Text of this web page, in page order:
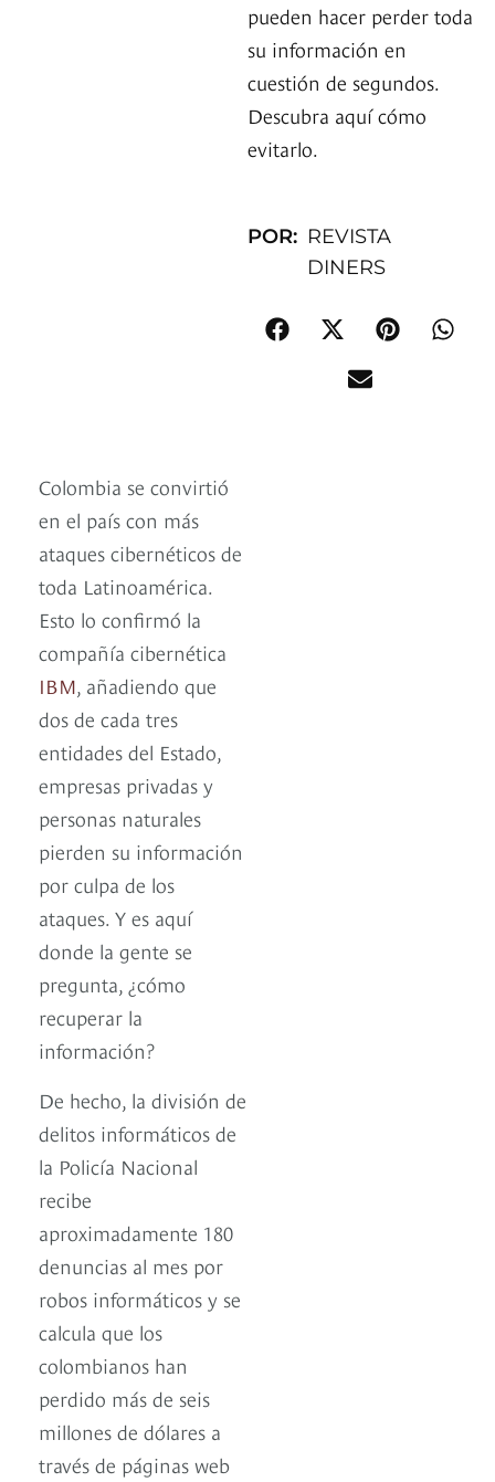
pueden hacer perder toda
su información en
cuestión de segundos.
Descubra aquí cómo
evitarlo.
POR: REVISTA
DINERS
Colombia se convirtió
en el país con más
ataques cibernéticos de
toda Latinoamérica.
Esto lo confirmó la
compañía cibernética
IBM, añadiendo que
dos de cada tres
entidades del Estado,
empresas privadas y
personas naturales
pierden su información
por culpa de los
ataques. Y es aquí
donde la gente se
pregunta, ¿cómo
recuperar la
información?
De hecho, la división de
delitos informáticos de
la Policía Nacional
recibe
aproximadamente 180
denuncias al mes por
robos informáticos y se
calcula que los
colombianos han
perdido más de seis
millones de dólares a
través de páginas web